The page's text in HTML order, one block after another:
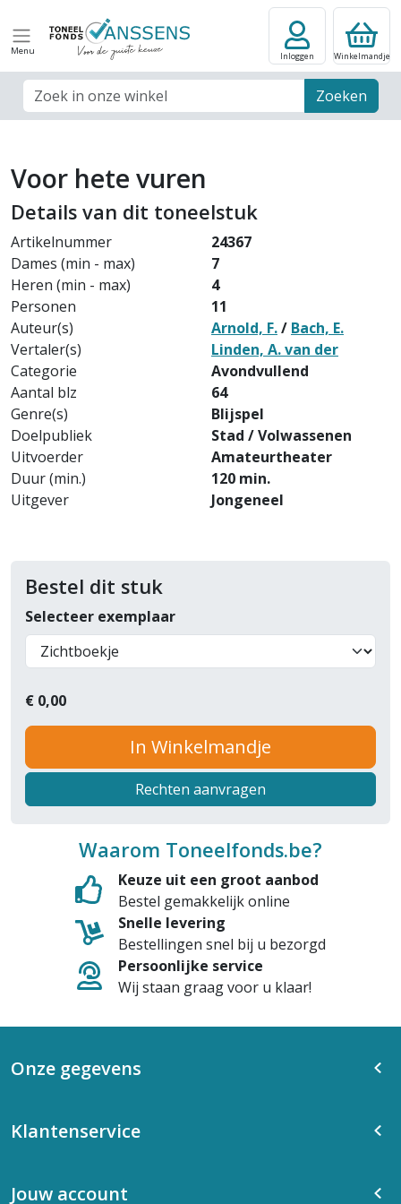
Menu
Zoek veld Zoeken
Inloggen Winkelmandje
Voor hete vuren
Details van dit toneelstuk
Artikelnummer
24367
Dames (min - max)
7
Heren (min - max)
4
Personen
11
Auteur(s)
Arnold, F./ Bach, E.
Vertaler(s)
Linden, A. van der
Categorie
Avondvullend
Aantal blz
64
Genre(s)
Blijspel
Doelpubliek
Stad / Volwassenen
Uitvoerder
Amateurtheater
Duur (min.)
120 min.
Uitgever
Jongeneel
Bestel dit stuk
Selecteer exemplaar
€ 0,00
In Winkelmandje
Rechten aanvragen
Waarom Toneelfonds.be?
Keuze uit een groot aanbod
Bestel gemakkelijk online
Snelle levering
Bestellingen snel bij u bezorgd
Persoonlijke service
Wij staan graag voor u klaar!
Onze gegevens
Klantenservice
Jouw account